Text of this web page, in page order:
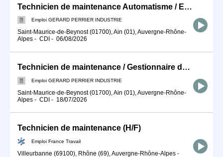
Technicien de maintenance Automatisme / Electrotechnique F/H
Emploi GERARD PERRIER INDUSTRIE
Saint-Maurice-de-Beynost (01700), Ain (01), Auvergne-Rhône-
Alpes - CDI - 06/08/2026
Technicien de maintenance / Gestionnaire de stocks (F/H)
Emploi GERARD PERRIER INDUSTRIE
Saint-Maurice-de-Beynost (01700), Ain (01), Auvergne-Rhône-
Alpes - CDI - 18/07/2026
Technicien de maintenance (H/F)
Emploi France Travail
Villeurbanne (69100), Rhône (69), Auvergne-Rhône-Alpes -